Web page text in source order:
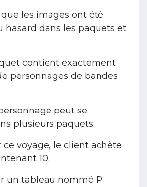
les images ont été
hasard dans les paquets et
contient exactement
personnages de bandes
peut se
plusieurs paquets.
ce voyage, le client achète
10.
un tableau nommé P